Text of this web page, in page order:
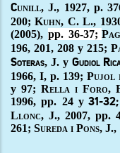
Cunill, J., 1927, p.
200; Kuhn, C. L.,
(2005), pp. 36-37;
196, 201, 208 y 215;
Soteras, J. yGudiol
1966, I, p. 139; Pujol i
y 97;Rella iForo,
1996,pp. 24 y31-
Llonc, J., 2007, pp.
261; Sureda i Pons, J.,